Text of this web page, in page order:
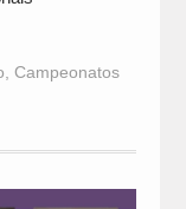
Campeonatos